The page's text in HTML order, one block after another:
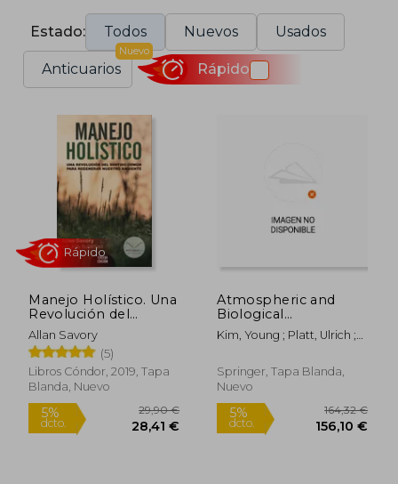
Estado: Todos Nuevos Usados
Anticuarios
Nuevo
Rápido
Manejo Holístico. Una
Revolución del
Sentido Común Para
Regenerar Nuestro
Ambiente - Allan
Savory; Jody
Butterfield - Libro
Allan Savory
(5)
Libros Cóndor, 2019, Tapa
Blanda, Nuevo
Rápido
Atmospheric and
Biological
Environmental
Monitoring (en
Kim, Young ; Platt, Ulrich ;
Springer, Tapa Blanda,
Nuevo